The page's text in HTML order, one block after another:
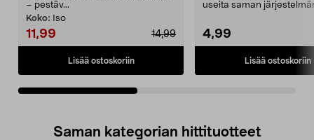
– pestäv...
Koko:
Iso
14,99
11,99
Lisää ostoskoriin
useita saman
4,99
Lisää ostoskoriin
Saman kategorian hittituotteet